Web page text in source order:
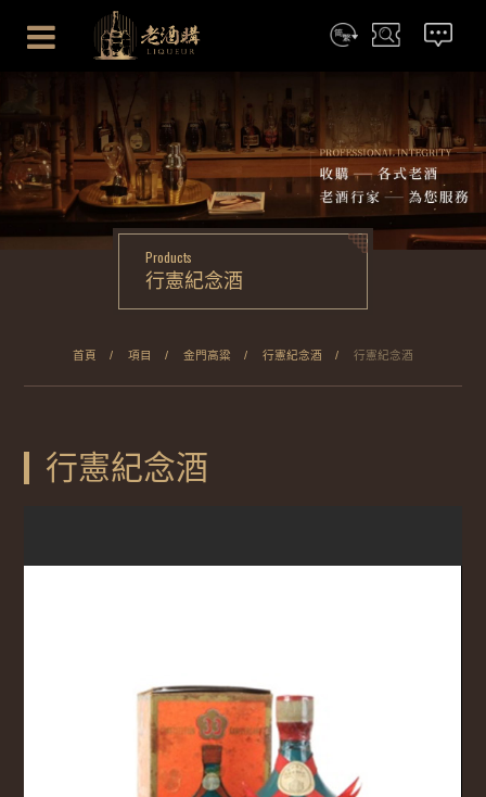
Products
行憲紀念酒
首頁 項目 金門高粱 行憲紀念酒 行憲紀念酒
行憲紀念酒